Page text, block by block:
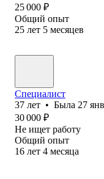
25 000 ₽
Общий опыт
25 лет 5 месяцев
Специалист
37 лет • Была 27
30 000 ₽
Не ищет работу
Общий опыт
16 лет 4 месяца